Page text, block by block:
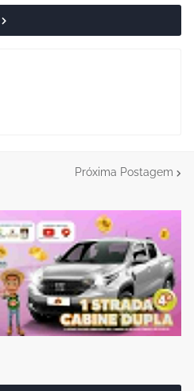
Próxima Postagem